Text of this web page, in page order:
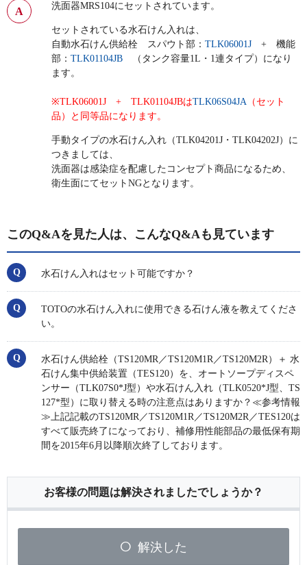
洗面器MRS104にセットされています。
セットされている水石けん入れは、
自動水石けん供給栓 スパウト部： TLK06001J + 機能
部： TLK01104JB （タンク容量1L・1連タイプ）になり
ます。
※TLK06001J + TLK01104JBはTLK06S04JA （セット
品）と同等品になります。
手動タイプの水石けん入れ（TLK04201J・TLK04202J）に
つきましては、
洗面器は感染症を配慮したコンセプト商品になるため、
衛生面にてセットNGとなります。
このQ&Aを見た人は、こんなQ&Aも見ています
水石けん入れはセット可能ですか？
TOTOの水石けん入れに使用できる石けん液を教えてくださ
い。
水石けん供給栓（TS120MR／TS120M1R／TS120M2R）＋ 水
石けん集中供給装置（TES120）を、オートソープディスペ
ンサー（TLK07S0*J型）や水石けん入れ（TLK0520*J型、TS
127*型）に取り替える時の注意点はありますか？≪参考情報
≫上記記載のTS120MR／TS120M1R／TS120M2R／TES120は
すべて販売終了になっており、補修用性能部品の最低保有期
間を2015年6月以降順次終了しております。
お客様の問題は解決されましたでしょうか？
解決した